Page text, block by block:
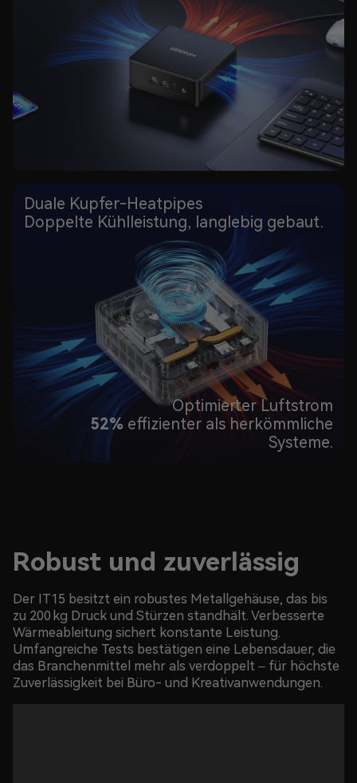
Duale Kupfer-Heatpipes
Doppelte Kühlleistung, langlebig gebaut.
Optimierter Luftstrom
52% effizienter als herkömmliche
Systeme.
Robust und zuverlässig
Der IT15 besitzt ein robustes Metallgehäuse, das bis
zu 200 kg Druck und Stürzen standhält. Verbesserte
Wärmeableitung sichert konstante Leistung.
Umfangreiche Tests bestätigen eine Lebensdauer, die
das Branchenmittel mehr als verdoppelt – für höchste
Zuverlässigkeit bei Büro- und Kreativanwendungen.